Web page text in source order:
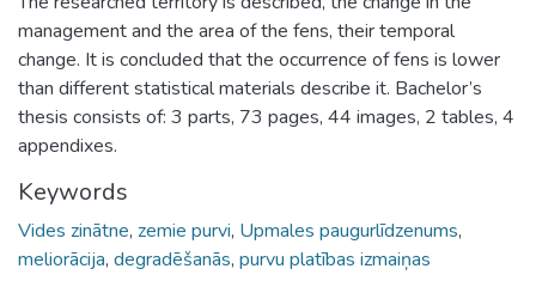
management and the area of the fens, their temporal
change. It is concluded that the occurrence of fens is lower
than different statistical materials describe it. Bachelor’s
thesis consists of: 3 parts, 73 pages, 44 images, 2 tables, 4
appendixes.
Keywords
Vides zinātne, zemie purvi, Upmales paugurlīdzenums,
meliorācija, degradēšanās, purvu platības izmaiņas